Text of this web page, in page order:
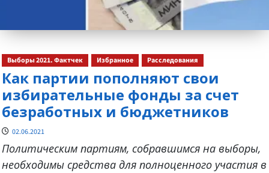
Выборы 2021. Фактчек Избранное Расследования
Как партии пополняют свои
избирательные фонды за счет
безработных и бюджетников
02.06.2021
Политическим партиям, собравшимся на выборы,
необходимы средства для полноценного участия в